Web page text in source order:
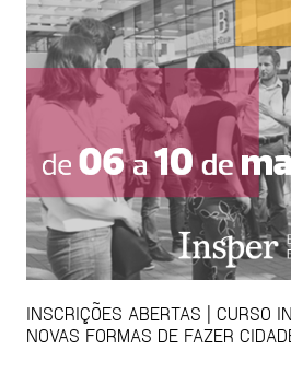
INSCRIÇÕES ABERTAS | CURSO
NOVAS FORMAS DE FAZER